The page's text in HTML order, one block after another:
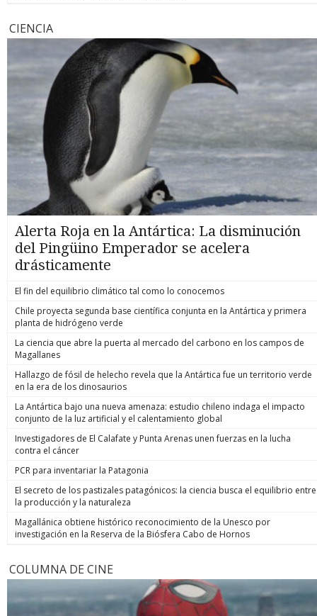
CIENCIA
Alerta Roja en la Antártica: La disminución
del Pingüino Emperador se acelera
drásticamente
El fin del equilibrio climático tal como lo conocemos
Chile proyecta segunda base científica conjunta en la Antártica y primera
planta de hidrógeno verde
La ciencia que abre la puerta al mercado del carbono en los campos de
Magallanes
Hallazgo de fósil de helecho revela que la Antártica fue un territorio verde
en la era de los dinosaurios
La Antártica bajo una nueva amenaza: estudio chileno indaga el impacto
conjunto de la luz artificial y el calentamiento global
Investigadores de El Calafate y Punta Arenas unen fuerzas en la lucha
contra el cáncer
PCR para inventariar la Patagonia
El secreto de los pastizales patagónicos: la ciencia busca el equilibrio entre
la producción y la naturaleza
Magallánica obtiene histórico reconocimiento de la Unesco por
investigación en la Reserva de la Biósfera Cabo de Hornos
COLUMNA DE CINE